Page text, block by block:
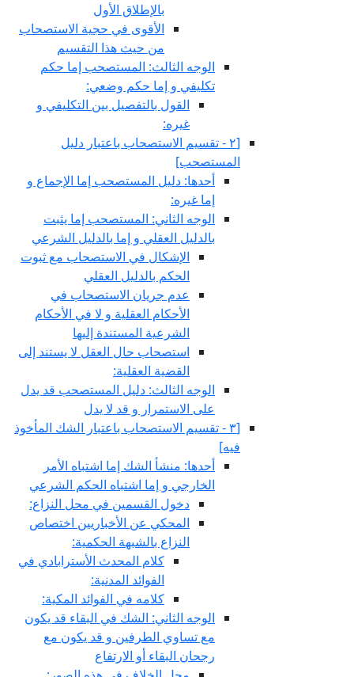
بالإطلاق الأول
الأقوى في حجية الاستصحاب
من حيث هذا التقسيم
الوجه الثالث: المستصحب إما حكم
تكليفي و إما حكم وضعي:
القول بالتفصيل بين التكليفي و
غيره:
[٢ - تقسيم الاستصحاب باعتبار دليل
المستصحب‏]
أحدها: دليل المستصحب إما الإجماع و
إما غيره:
الوجه الثاني: المستصحب إما يثبت
بالدليل العقلي و إما بالدليل الشرعي
الإشكال في الاستصحاب مع ثبوت
الحكم بالدليل العقلي
عدم جريان الاستصحاب في
الأحكام العقلية و لا في الأحكام
الشرعية المستندة إليها
استصحاب حال العقل لا يستند إلى
القضية العقلية:
الوجه الثالث: دليل المستصحب قد يدل
على الاستمرار و قد لا يدل
[٣ - تقسيم الاستصحاب باعتبار الشك المأخوذ
فيه‏]
أحدها: منشأ الشك إما اشتباه الأمر
الخارجي و إما اشتباه الحكم الشرعي
دخول القسمين في محل النزاع:
المحكي عن الأخباريين اختصاص
النزاع بالشبهة الحكمية:
كلام المحدث الأسترابادي في
الفوائد المدنية:
كلامه في الفوائد المكية:
الوجه الثاني: الشك في البقاء قد يكون
مع تساوي الطرفين و قد يكون مع
رجحان البقاء أو الارتفاع